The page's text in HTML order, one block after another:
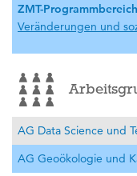
ZMT-
Veränderungen und
AG Data Science und
AG Geoökologie und